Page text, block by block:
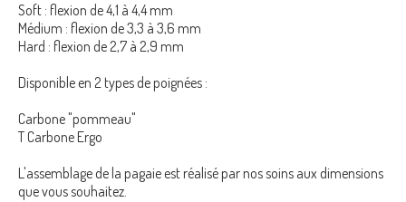
Soft : flexion de 4,1 à 4,4 mm
Médium : flexion de 3,3 à 3,6 mm
Hard : flexion de 2,7 à 2,9 mm
Disponible en 2 types de poignées :
Carbone "pommeau"
T Carbone Ergo
L'assemblage de la pagaie est réalisé par nos soins aux dimensions
que vous souhaitez.